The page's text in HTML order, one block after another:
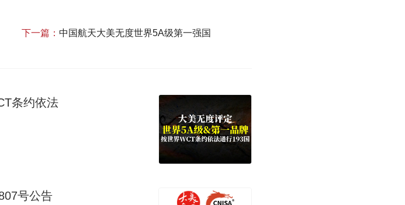
下一篇：中国航天大美无度世界5A级第一强国
条约依法
号公告